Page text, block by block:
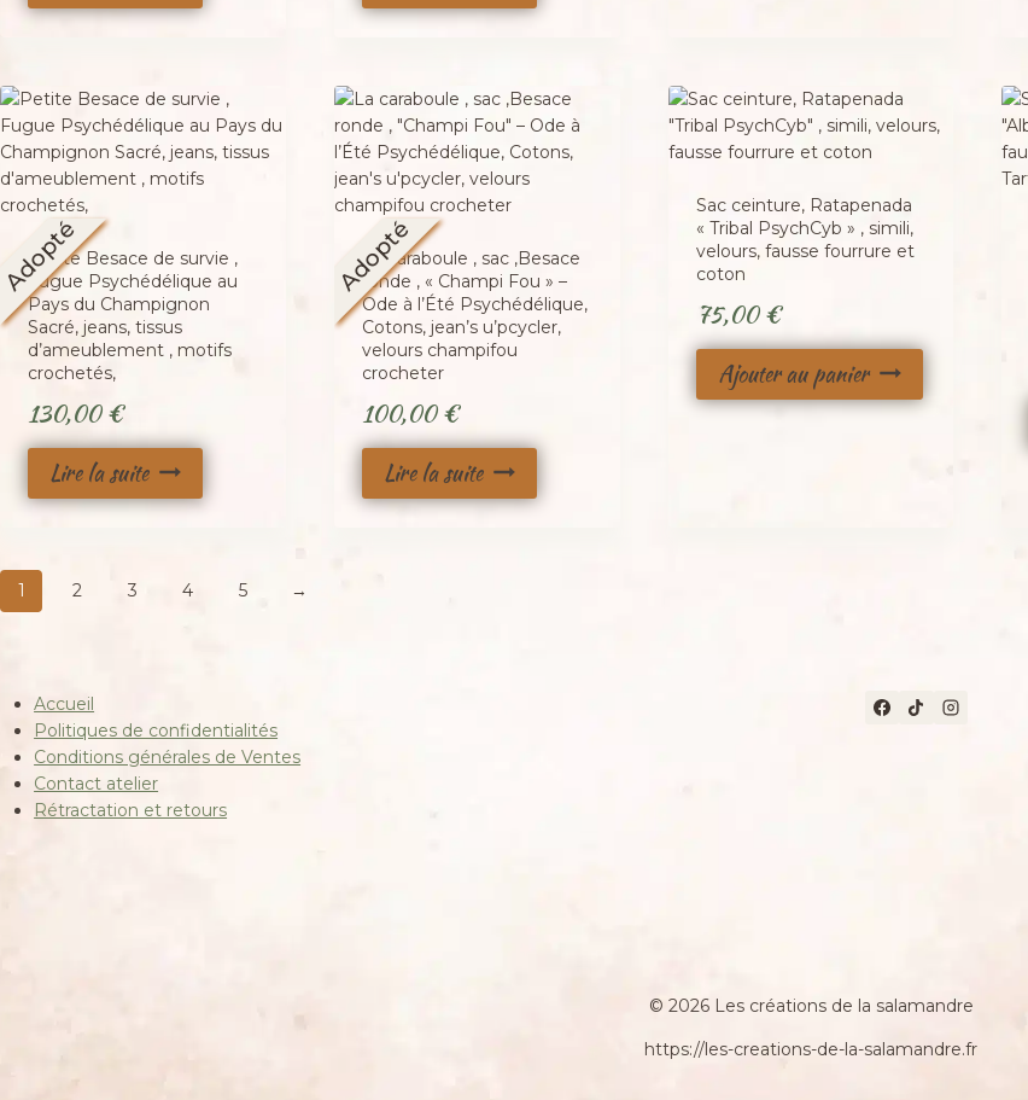
Petite Besace de survie ,
Fugue Psychédélique au
Pays du Champignon
Sacré, jeans, tissus
d’ameublement , motifs
crochetés,
130,00€
Lire la suite
Adopté
La caraboule , sac ,Besace
ronde , « Champi Fou » –
Ode à l’Été Psychédélique,
Cotons, jean’s u’pcycler,
velours champifou
crocheter
100,00€
Lire la suite
Sac ceinture, Ratapenada
« Tribal PsychCyb » , simili,
velours, fausse fourrure et
coton
75,00€
Ajouter au panier
1 2 3 4 5 →
Accueil
Politiques de confidentialités
Conditions générales de Ventes
Contact atelier
Rétractation et retours
© 2026 Les créations de la salamandre
https://les-creations-de-la-salamandre.fr